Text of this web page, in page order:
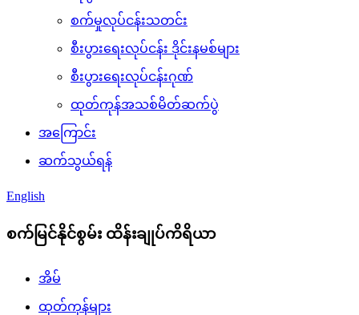
စက်မှုလုပ်ငန်းသတင်း
စီးပွားရေးလုပ်ငန်း ဒိုင်းနမစ်များ
စီးပွားရေးလုပ်ငန်းဂုဏ်
ထုတ်ကုန်အသစ်မိတ်ဆက်ပွဲ
အကြောင်း
ဆက်သွယ်ရန်
English
စက်မြင်နိုင်စွမ်း ထိန်းချုပ်ကိရိယာ
အိမ်
ထုတ်ကုန်များ